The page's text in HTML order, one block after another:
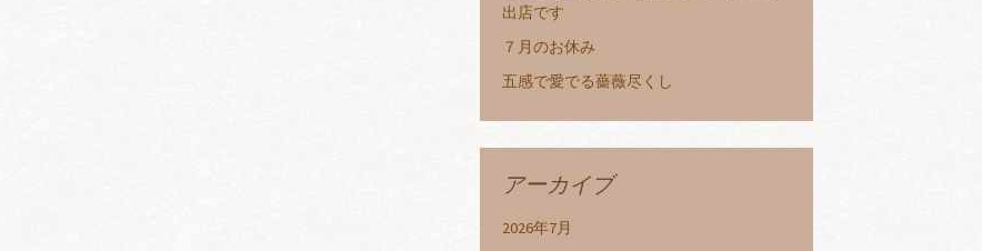
出店です
７月のお休み
五感で愛でる薔薇尽くし
アーカイブ
2026年7月